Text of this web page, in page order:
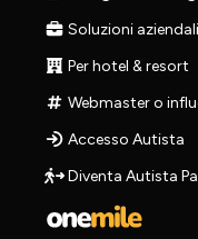
Soluzioni aziendali
Per hotel & resort
Webmaster o
Accesso Autista
Diventa Autista